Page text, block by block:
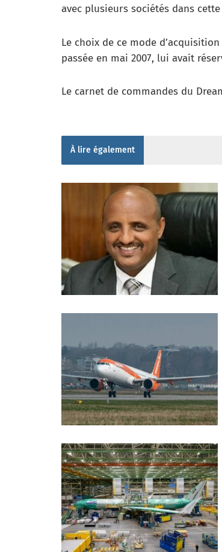
avec plusieurs sociétés dans
Le choix de ce mode
passée en mai 2007, lui avait
Le carnet de commandes du
À lire également